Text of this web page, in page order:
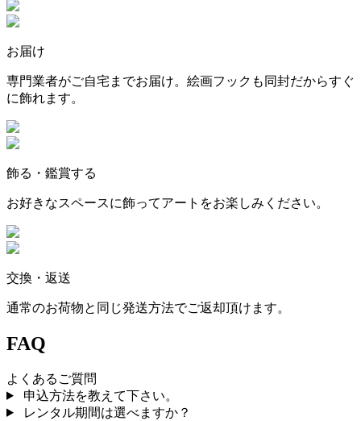
お届け
専門業者がご自宅までお届け。絵画フックも同封だからすぐ
に飾れます。
飾る・鑑賞する
お好きなスペースに飾ってアートをお楽しみください。
交換・返送
通常のお荷物と同じ発送方法でご返却頂けます。
FAQ
よくあるご質問
申込方法を教えて下さい。
レンタル期間は選べますか？